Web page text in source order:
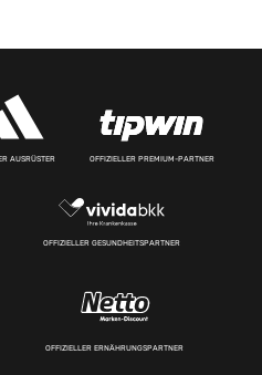
AUSRÜSTER OFFIZIELLER PREMIUM-PARTNER
OFFIZIELLER GESUNDHEITSPARTNER
OFFIZIELLER ERNÄHRUNGSPARTNER